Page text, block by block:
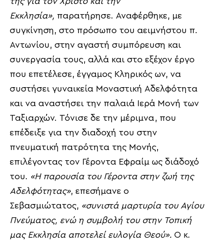
Εκκλησία», παρατήρησε. Αναφέρθηκε, με
συγκίνηση, στο πρόσωπο του αειμνήστου π.
Αντωνίου, στην αγαστή συμπόρευση και
συνεργασία τους, αλλά και στο εξέχον έργο
που επετέλεσε, έγγαμος Κληρικός ων, να
συστήσει γυναικεία Μοναστική Αδελφότητα
και να αναστήσει την παλαιά Ιερά Μονή των
Ταξιαρχών. Τόνισε δε την μέριμνα, που
επέδειξε για την διαδοχή του στην
πνευματική πατρότητα της Μονής,
επιλέγοντας τον Γέροντα Εφραίμ ως διάδοχό
του. «Η παρουσία του Γέροντα στην ζωή της
Αδελφότητας», επεσήμανε ο
Σεβασμιώτατος, «συνιστά μαρτυρία του Αγίου
Πνεύματος, ενώ η συμβολή του στην Τοπική
μας Εκκλησία αποτελεί ευλογία Θεού». Ο κ.